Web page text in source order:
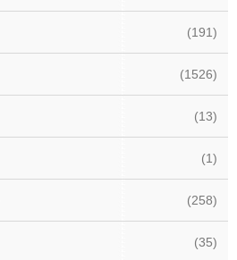
(191)
(1526)
(13)
(1)
(258)
(35)